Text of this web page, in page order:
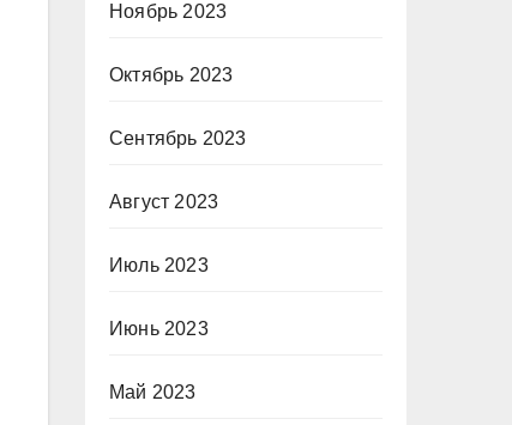
Ноябрь 2023
Октябрь 2023
Сентябрь 2023
Август 2023
Июль 2023
Июнь 2023
Май 2023